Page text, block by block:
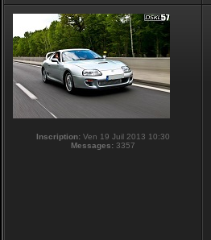
Inscription: Ven 19 Juil 2013 10:30
Messages: 3357